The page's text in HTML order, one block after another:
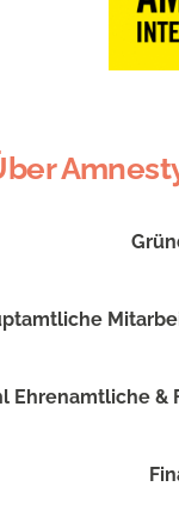
Ehrenamtliche &